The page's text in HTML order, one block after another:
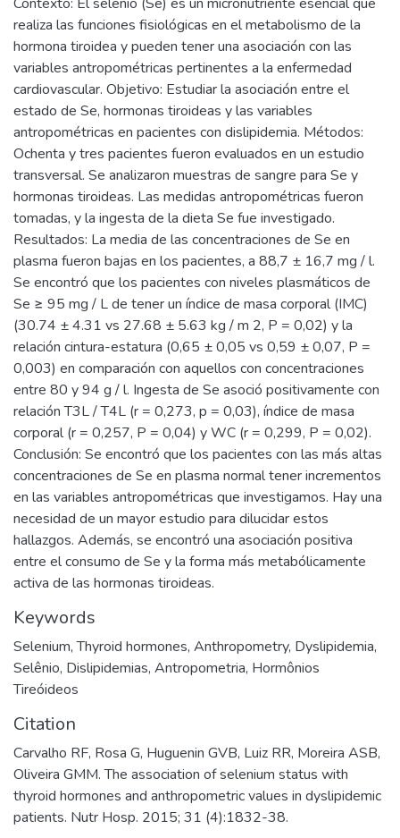
realiza las funciones fisiológicas en el metabolismo de la
hormona tiroidea y pueden tener una asociación con las
variables antropométricas pertinentes a la enfermedad
cardiovascular. Objetivo: Estudiar la asociación entre el
estado de Se, hormonas tiroideas y las variables
antropométricas en pacientes con dislipidemia. Métodos:
Ochenta y tres pacientes fueron evaluados en un estudio
transversal. Se analizaron muestras de sangre para Se y
hormonas tiroideas. Las medidas antropométricas fueron
tomadas, y la ingesta de la dieta Se fue investigado.
Resultados: La media de las concentraciones de Se en
plasma fueron bajas en los pacientes, a 88,7 ± 16,7 mg / l.
Se encontró que los pacientes con niveles plasmáticos de
Se ≥ 95 mg / L de tener un índice de masa corporal (IMC)
(30.74 ± 4.31 vs 27.68 ± 5.63 kg / m 2, P = 0,02) y la
relación cintura-estatura (0,65 ± 0,05 vs 0,59 ± 0,07, P =
0,003) en comparación con aquellos con concentraciones
entre 80 y 94 g / l. Ingesta de Se asoció positivamente con
relación T3L / T4L (r = 0,273, p = 0,03), índice de masa
corporal (r = 0,257, P = 0,04) y WC (r = 0,299, P = 0,02).
Conclusión: Se encontró que los pacientes con las más altas
concentraciones de Se en plasma normal tener incrementos
en las variables antropométricas que investigamos. Hay una
necesidad de un mayor estudio para dilucidar estos
hallazgos. Además, se encontró una asociación positiva
entre el consumo de Se y la forma más metabólicamente
activa de las hormonas tiroideas.
Keywords
Selenium,Thyroid hormones, Anthropometry, Dyslipidemia,
Selênio, Dislipidemias, Antropometria, Hormônios
Tireóideos
Citation
Carvalho RF, Rosa G, Huguenin GVB, Luiz RR, Moreira ASB,
Oliveira GMM. The association of selenium status with
thyroid hormones and anthropometric values in dyslipidemic
patients. Nutr Hosp. 2015; 31 (4):1832-38.